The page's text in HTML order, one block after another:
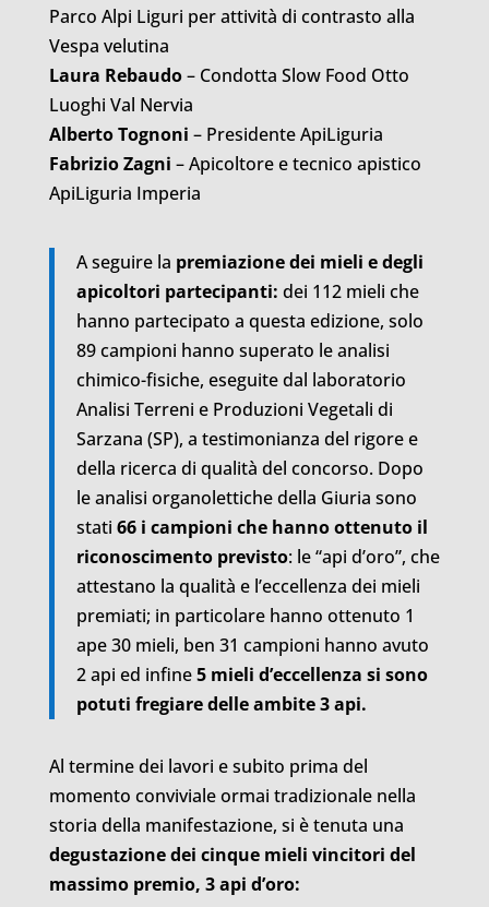
Parco Alpi Liguri per attività di contrasto alla
Vespa velutina
Laura Rebaudo– Condotta Slow Food Otto
Luoghi Val Nervia
Alberto Tognoni – Presidente ApiLiguria
Fabrizio Zagni – Apicoltore e tecnico apistico
ApiLiguria Imperia
A seguire la premiazione dei mieli e degli
apicoltori partecipanti: dei 112 mieli che
hanno partecipato a questa edizione, solo
89 campioni hanno superato le analisi
chimico-fisiche, eseguite dal laboratorio
Analisi Terreni e Produzioni Vegetali di
Sarzana (SP), a testimonianza del rigore e
della ricerca di qualità del concorso. Dopo
le analisi organolettiche della Giuria sono
stati 66 i campioni che hanno ottenuto il
riconoscimento previsto: le “api d’oro”, che
attestano la qualità e l’eccellenza dei mieli
premiati; in particolare hanno ottenuto 1
ape 30 mieli, ben 31 campioni hanno avuto
2 api ed infine5 mieli d’eccellenza si sono
potuti fregiare delle ambite 3 api.
Al termine dei lavori e subito prima del
momento conviviale ormai tradizionale nella
storia della manifestazione, si è tenuta una
degustazione dei cinque mieli vincitori del
massimo premio, 3 api d’oro: